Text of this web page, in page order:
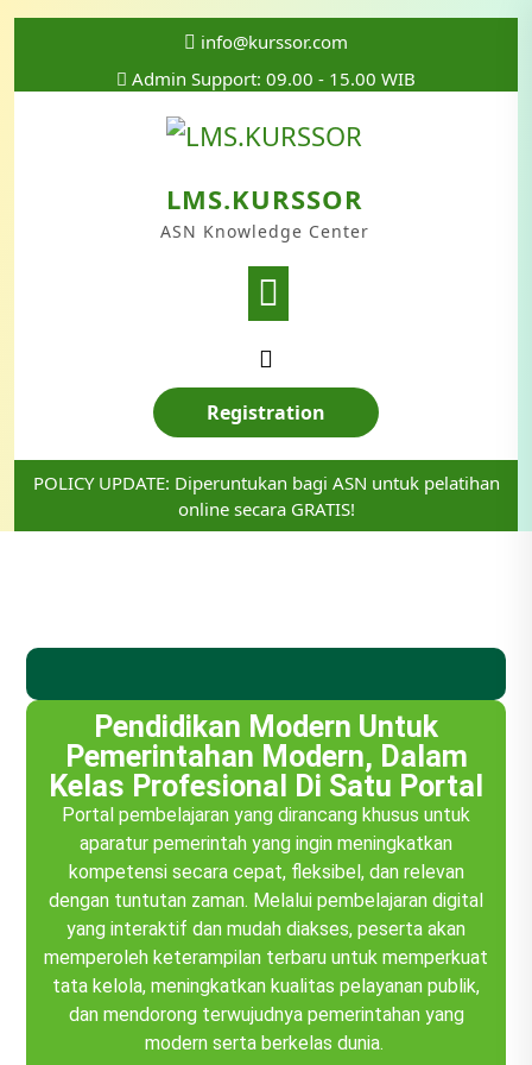
info@kurssor.com
Admin Support: 09.00 - 15.00 WIB
LMS.KURSSOR
ASN Knowledge Center
Registration
POLICY UPDATE: Diperuntukan bagi ASN untuk pelatihan
online secara GRATIS!
Pendidikan Modern Untuk
Pemerintahan Modern, Dalam
Kelas Profesional Di Satu Portal
Portal pembelajaran yang dirancang khusus untuk
aparatur pemerintah yang ingin meningkatkan
kompetensi secara cepat, fleksibel, dan relevan
dengan tuntutan zaman. Melalui pembelajaran digital
yang interaktif dan mudah diakses, peserta akan
memperoleh keterampilan terbaru untuk memperkuat
tata kelola, meningkatkan kualitas pelayanan publik,
dan mendorong terwujudnya pemerintahan yang
modern serta berkelas dunia.